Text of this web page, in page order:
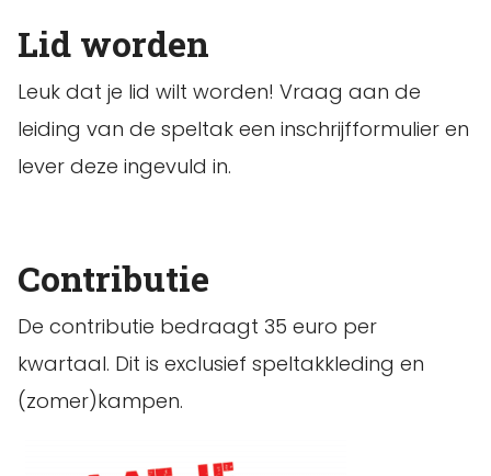
Lid worden
Leuk dat je lid wilt worden! Vraag aan de
leiding van de speltak een inschrijfformulier en
lever deze ingevuld in.
Contributie
De contributie bedraagt 35 euro per
kwartaal. Dit is exclusief speltakkleding en
(zomer)kampen.